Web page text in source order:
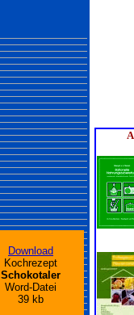
Download
Kochrezept
Schokotaler
Word-Datei
39 kb